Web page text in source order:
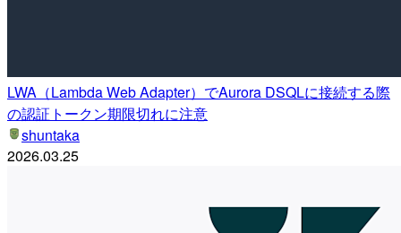
LWA（Lambda Web Adapter）でAurora DSQLに接続する際
の認証トークン期限切れに注意
shuntaka
2026.03.25